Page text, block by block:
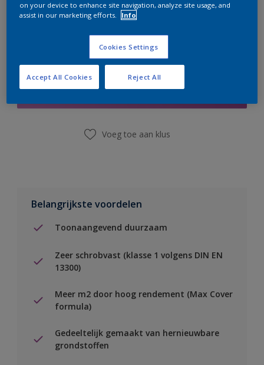
Boodschappenlijst
Voeg toe aan klus
Belangrijkste voordelen
Toonaangevend duurzaam
Zeer schrobvast (klasse 1 volgens DIN EN
13300)
Meer m2 door hoog rendement (Max Cover
formula)
Gedeeltelijk gemaakt van hernieuwbare
grondstoffen
on your device to enhance site navigation, analyze site usage, and
assist in our marketing efforts.
Info
Cookies Settings
Reject All
Accept All Cookies